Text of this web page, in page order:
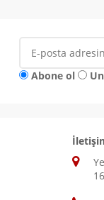
Abone ol